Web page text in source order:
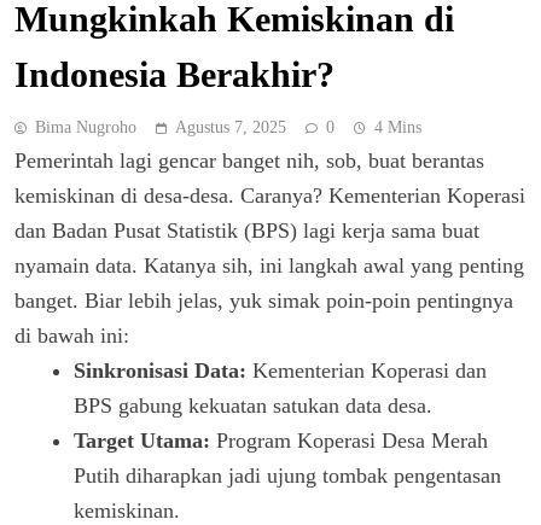
Mungkinkah Kemiskinan di
Indonesia Berakhir?
Bima Nugroho Agustus 7, 2025 0 4 Mins
Pemerintah lagi gencar banget nih, sob, buat berantas
kemiskinan di desa-desa. Caranya? Kementerian Koperasi
dan Badan Pusat Statistik (BPS) lagi kerja sama buat
nyamain data. Katanya sih, ini langkah awal yang penting
banget. Biar lebih jelas, yuk simak poin-poin pentingnya
di bawah ini:
Sinkronisasi Data: Kementerian Koperasi dan
BPS gabung kekuatan satukan data desa.
Target Utama: Program Koperasi Desa Merah
Putih diharapkan jadi ujung tombak pengentasan
kemiskinan.